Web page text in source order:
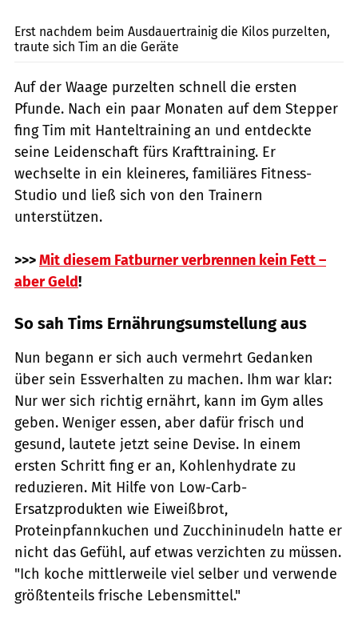
Erst nachdem beim Ausdauertrainig die Kilos purzelten,
traute sich Tim an die Geräte
Auf der Waage purzelten schnell die ersten
Pfunde. Nach ein paar Monaten auf dem Stepper
fing Tim mit Hanteltraining an und entdeckte
seine Leidenschaft fürs Krafttraining. Er
wechselte in ein kleineres, familiäres Fitness-
Studio und ließ sich von den Trainern
unterstützen.
>>>Mit diesem Fatburner verbrennen kein Fett –
aber Geld!
So sah Tims Ernährungsumstellung aus
Nun begann er sich auch vermehrt Gedanken
über sein Essverhalten zu machen. Ihm war klar:
Nur wer sich richtig ernährt, kann im Gym alles
geben. Weniger essen, aber dafür frisch und
gesund, lautete jetzt seine Devise. In einem
ersten Schritt fing er an, Kohlenhydrate zu
reduzieren. Mit Hilfe von Low-Carb-
Ersatzprodukten wie Eiweißbrot,
Proteinpfannkuchen und Zucchininudeln hatte er
nicht das Gefühl, auf etwas verzichten zu müssen.
"Ich koche mittlerweile viel selber und verwende
größtenteils frische Lebensmittel."